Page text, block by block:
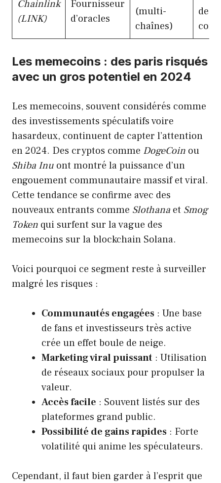
Chainlink
(LINK)
Fournisseur
d’oracles
(multi-
chaînes)
des
Les memecoins : des paris risqués
avec un gros potentiel en 2024
Les memecoins, souvent considérés comme
des investissements spéculatifs voire
hasardeux, continuent de capter l’attention
en 2024. Des cryptos comme DogeCoin ou
Shiba Inu ont montré la puissance d’un
engouement communautaire massif et viral.
Cette tendance se confirme avec des
nouveaux entrants comme Slothana et Smog
Token qui surfent sur la vague des
memecoins sur la blockchain Solana.
Voici pourquoi ce segment reste à surveiller
malgré les risques :
Communautés engagées : Une base
de fans et investisseurs très active
crée un effet boule de neige.
Marketing viral puissant : Utilisation
de réseaux sociaux pour propulser la
valeur.
Accès facile : Souvent listés sur des
plateformes grand public.
Possibilité de gains rapides : Forte
volatilité qui anime les spéculateurs.
Cependant, il faut bien garder à l’esprit que